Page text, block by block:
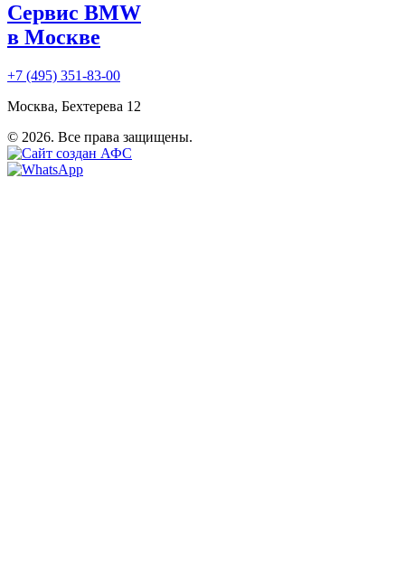
Сервис BMW
в Москве
+7 (495) 351-83-00
Москва, Бехтерева 12
© 2026. Все права защищены.